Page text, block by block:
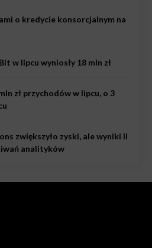
o kredycie konsorcjalnym na
w lipcu wyniosły 18 mln zł
zł przychodów w lipcu, o 3
zwiększyło zyski, ale wyniki II
analityków